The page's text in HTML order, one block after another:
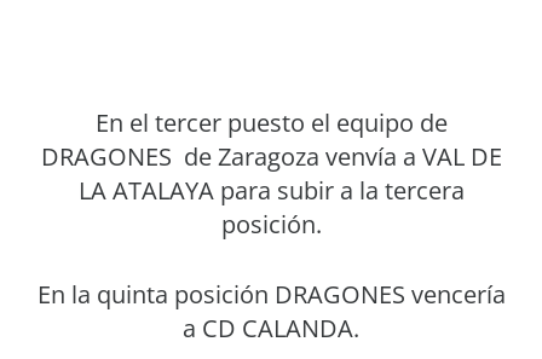
En el tercer puesto el equipo de
DRAGONES de Zaragoza venvía a VAL DE
LA ATALAYA para subir a la tercera
posición.
En la quinta posición DRAGONES vencería
a CD CALANDA.